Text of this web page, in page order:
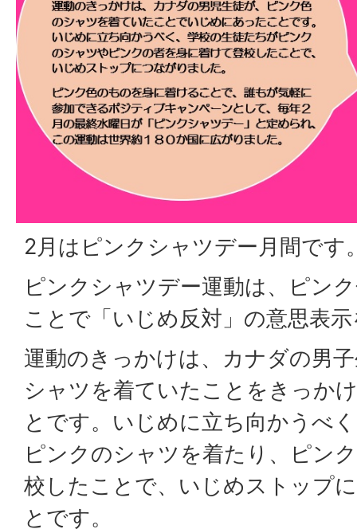
2月はピンクシャツデー月間です
ピンクシャツデー運動は、ピン
ことで「いじめ反対」の意思表
運動のきっかけは、カナダの男
シャツを着ていたことをきっか
とです。いじめに立ち向かうべ
ピンクのシャツを着たり、ピン
校したことで、いじめストップ
とです。